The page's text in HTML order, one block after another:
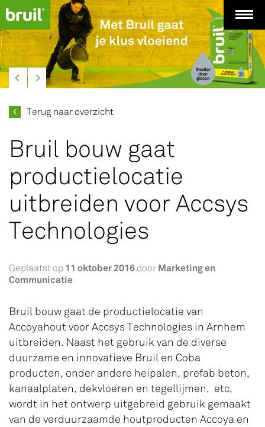
Terug naar overzicht
Bruil bouw gaat
productielocatie
uitbreiden voor Accsys
Technologies
Geplaatst op 11 oktober 2016 door Marketing en
Communicatie
Bruil bouw gaat de productielocatie van
Accoyahout voor Accsys Technologies in Arnhem
uitbreiden. Naast het gebruik van de diverse
duurzame en innovatieve Bruil en Coba
producten, onder andere heipalen, prefab beton,
kanaalplaten, dekvloeren en tegellijmen, etc,
wordt in het ontwerp uitgebreid gebruik gemaakt
van de verduurzaamde houtproducten Accoya en